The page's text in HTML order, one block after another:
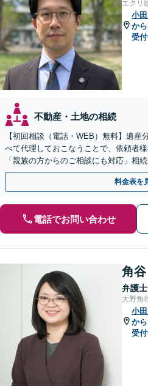
エクリ
小
か
受
不動産・土地の相続
【初回相談（電話・WEB）無料】遺産
べて代理しておこなうことで、依頼者
「親族の方からのご相談にも対応」相
込み【東京都在住以外の方も対応】
料金表を
電話でお問い合わせ
角
弁護士
大野角
小
か
受